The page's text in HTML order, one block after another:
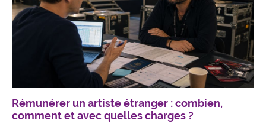
Rémunérer un artiste étranger : combien,
comment et avec quelles charges ?